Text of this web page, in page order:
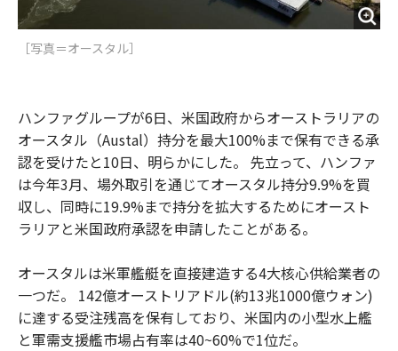
［写真＝オースタル］
ハンファグループが6日、米国政府からオーストラリアの
オースタル（Austal）持分を最大100%まで保有できる承
認を受けたと10日、明らかにした。 先立って、ハンファ
は今年3月、場外取引を通じてオースタル持分9.9%を買
収し、同時に19.9%まで持分を拡大するためにオースト
ラリアと米国政府承認を申請したことがある。
オースタルは米軍艦艇を直接建造する4大核心供給業者の
一つだ。 142億オーストリアドル(約13兆1000億ウォン)
に達する受注残高を保有しており、米国内の小型水上艦
と軍需支援艦市場占有率は40~60%で1位だ。